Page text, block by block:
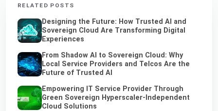
RELATED POSTS
Designing the Future: How Trusted AI and
Sovereign Cloud Are Transforming Digital
Experiences
From Shadow AI to Sovereign Cloud: Why
Local Service Providers and Telcos Are the
Future of Trusted AI
Empowering IT Service Provider Through
Green Sovereign Hyperscaler-Independent
Cloud Solutions